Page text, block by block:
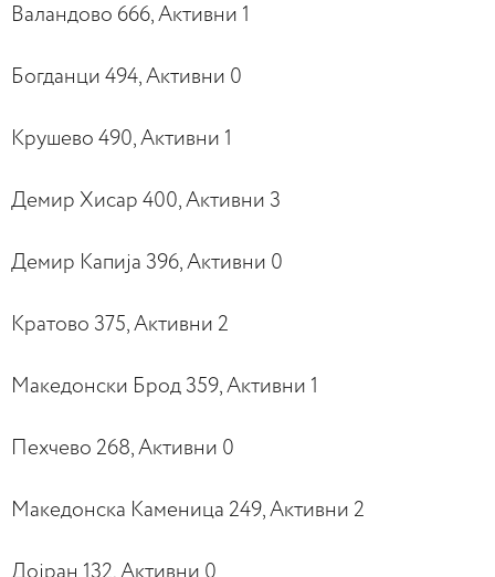
Валандово 666, Активни 1
Богданци 494, Активни 0
Крушево 490, Активни 1
Демир Хисар 400, Активни 3
Демир Капија 396, Активни 0
Кратово 375, Активни 2
Македонски Брод 359, Активни 1
Пехчево 268, Активни 0
Македонска Каменица 249, Активни 2
Дојран 132, Активни 0